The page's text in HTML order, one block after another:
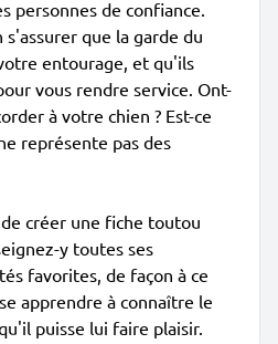
personnes de confiance.
que la garde du
entourage, et qu'ils
vous rendre service. Ont-
à votre chien ? Est-ce
représente pas des
créer une fiche toutou
y toutes ses
favorites, de façon à ce
apprendre à connaître le
puisse lui faire plaisir.